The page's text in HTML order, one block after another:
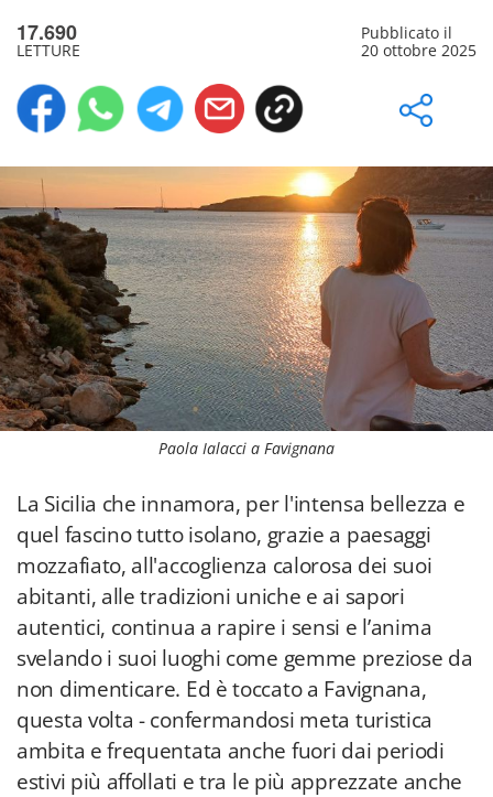
17.690
LETTURE
Pubblicato il
20 ottobre 2025
Paola Ialacci a Favignana
La Sicilia che innamora, per l'intensa bellezza e
quel fascino tutto isolano, grazie a paesaggi
mozzafiato, all'accoglienza calorosa dei suoi
abitanti, alle tradizioni uniche e ai sapori
autentici, continua a rapire i sensi e l’anima
svelando i suoi luoghi come gemme preziose da
non dimenticare. Ed è toccato a Favignana,
questa volta - confermandosi meta turistica
ambita e frequentata anche fuori dai periodi
estivi più affollati e tra le più apprezzate anche